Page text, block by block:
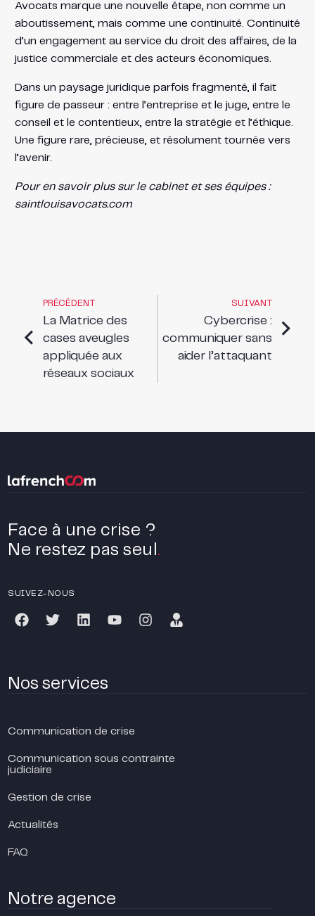
Avocats marque une nouvelle étape, non comme un
aboutissement, mais comme une continuité. Continuité
d’un engagement au service du droit des affaires, de la
justice commerciale et des acteurs économiques.
Dans un paysage juridique parfois fragmenté, il fait
figure de passeur : entre l’entreprise et le juge, entre le
conseil et le contentieux, entre la stratégie et l’éthique.
Une figure rare, précieuse, et résolument tournée vers
l’avenir.
Pour en savoir plus sur le cabinet et ses équipes :
saintlouisavocats.com
PRÉCÉDENT
La Matrice des
cases aveugles
appliquée aux
réseaux sociaux
SUIVANT
Cybercrise :
communiquer sans
aider l’attaquant
Face à une crise ?
Ne restez pas seul .
SUIVEZ-NOUS
Nos services
Communication de crise
Communication sous contrainte
judiciaire
Gestion de crise
Actualités
FAQ
Notre agence